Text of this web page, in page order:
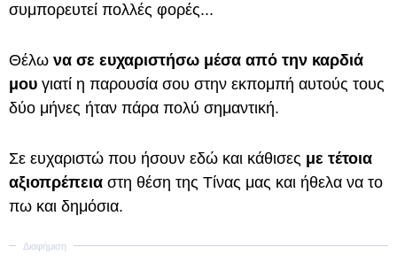
συμπορευτεί πολλές φορές...
Θέλω να σε ευχαριστήσω μέσα από την καρδιά
μου γιατί η παρουσία σου στην εκπομπή αυτούς τους
δύο μήνες ήταν πάρα πολύ σημαντική.
Σε ευχαριστώ που ήσουν εδώ και κάθισες με τέτοια
αξιοπρέπεια στη θέση της Τίνας μας και ήθελα να το
πω και δημόσια.